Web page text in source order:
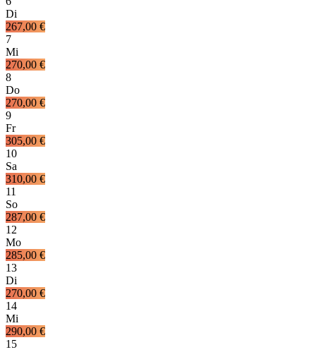
Di
267,00 €
7
Mi
270,00 €
8
Do
270,00 €
9
Fr
305,00 €
10
Sa
310,00 €
11
So
287,00 €
12
Mo
285,00 €
13
Di
270,00 €
14
Mi
290,00 €
15